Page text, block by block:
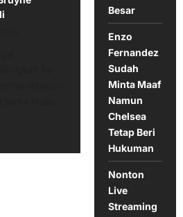
Besar
Enzo
Fernandez
Sudah
Minta Maaf
Namun
Chelsea
Tetap Beri
Hukuman
Nonton
Live
Streaming